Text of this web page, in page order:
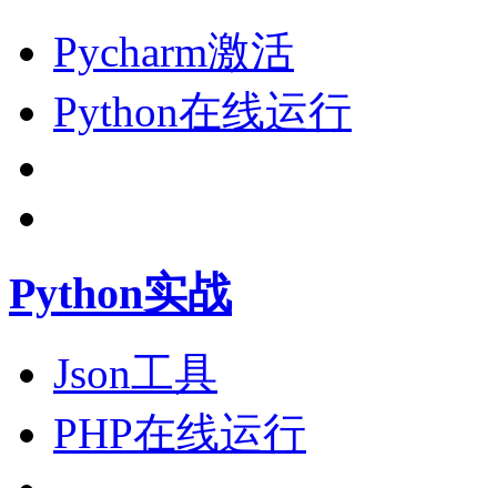
Pycharm激活
Python在线运行
Python实战
Json工具
PHP在线运行